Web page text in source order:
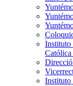
Instituto
Católica
Instituto